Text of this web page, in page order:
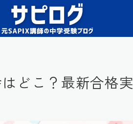
はどこ？最新合格実